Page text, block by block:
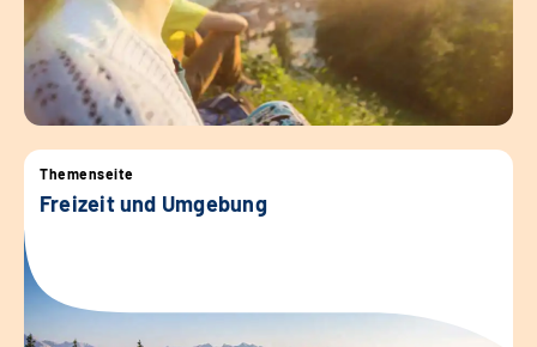
Themenseite
Freizeit und Umgebung